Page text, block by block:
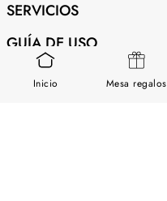
Inicio Mesa regalos
SERVICIOS
GUÍA DE USO
SOBRE NOSOTROS